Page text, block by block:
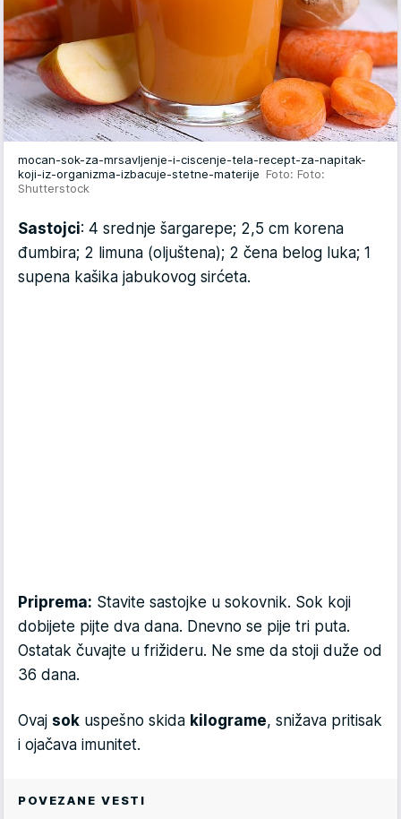
mocan-sok-za-mrsavljenje-i-ciscenje-tela-recept-za-napitak-
koji-iz-organizma-izbacuje-stetne-materije Foto: Foto:
Shutterstock
Sastojci: 4 srednje šargarepe; 2,5 cm korena
đumbira; 2 limuna (oljuštena); 2 čena belog luka; 1
supena kašika jabukovog sirćeta.
Priprema: Stavite sastojke u sokovnik. Sok koji
dobijete pijte dva dana. Dnevno se pije tri puta.
Ostatak čuvajte u frižideru. Ne sme da stoji duže od
36 dana.
Ovaj sok uspešno skida kilograme, snižava pritisak
i ojačava imunitet.
POVEZANE VESTI